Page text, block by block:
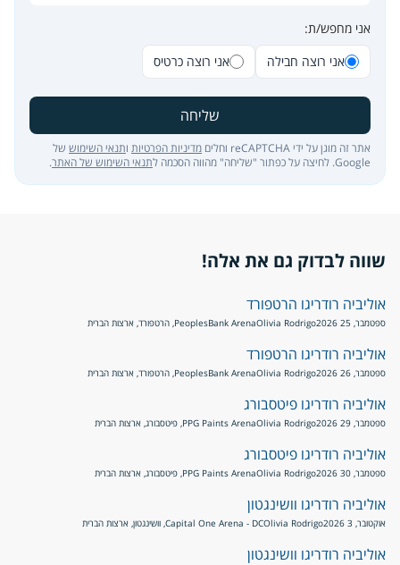
אני מחפש/ת:
אני רוצה חבילה
אני רוצה כרטיס
שליחה
אתר זה מוגן על ידי reCAPTCHA וחלים מדיניות הפרטיות ותנאי השימוש של
Google. לחיצה על כפתור "שליחה" מהווה הסכמה ל
תנאי השימוש של האתר.
שווה לבדוק גם את אלה!
אוליביה רודריגו הרטפורד
ספטמבר, 25 2026 Olivia RodrigoPeoplesBank Arena, הרטפורד, ארצות הברית
אוליביה רודריגו הרטפורד
ספטמבר, 26 2026 Olivia RodrigoPeoplesBank Arena, הרטפורד, ארצות הברית
אוליביה רודריגו פיטסבורג
ספטמבר, 29 2026 Olivia RodrigoPPG Paints Arena, פיטסבורג, ארצות הברית
אוליביה רודריגו פיטסבורג
ספטמבר, 30 2026 Olivia RodrigoPPG Paints Arena, פיטסבורג, ארצות הברית
אוליביה רודריגו וושינגטון
אוקטובר, 3 2026 Olivia RodrigoCapital One Arena - DC, וושינגטון, ארצות הברית
אוליביה רודריגו וושינגטון